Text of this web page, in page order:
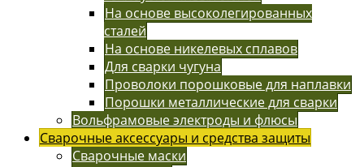
На основе высоколегированных
сталей
На основе никелевых сплавов
Для сварки чугуна
Проволоки порошковые для наплавки
Порошки металлические для сварки
Вольфрамовые электроды и флюсы
Сварочные аксессуары и средства защиты
Сварочные маски